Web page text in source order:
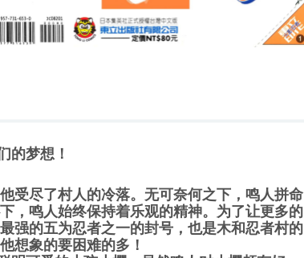
的梦想！
尽了村人的冷落。无可奈何之下，鸣人拼命
，鸣人始终保持着乐观的精神。为了让更多的
强的五为忍者之一的封号，也是木和忍者村的
想象的要困难的多！